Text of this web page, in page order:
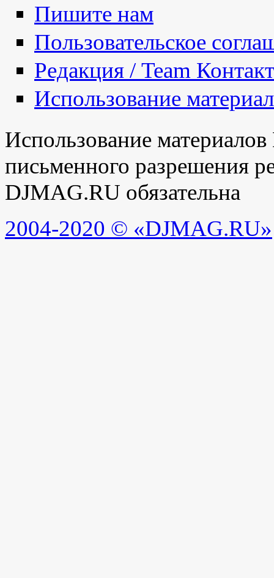
Пишите нам
Пользовательское
Редакция / Team
Использование
Использование
письменного разрешения
DJMAG.RU обязательна
2004-2020 © «DJMAG.RU»